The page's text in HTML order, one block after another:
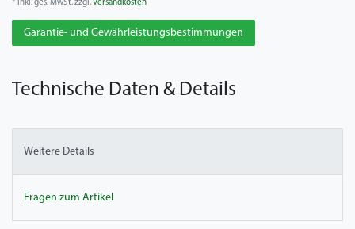
* inkl. ges. MwSt. zzgl.Versandkosten
Garantie- und Gewährleistungsbestimmungen
Technische Daten & Details
Weitere Details
Fragen zum Artikel